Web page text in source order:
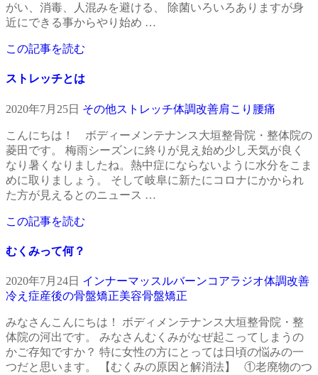
がい、消毒、人混みを避ける、 除菌いろいろありますが身
近にできる事からやり始め …
この記事を読む
ストレッチとは
2020年7月25日 その他ストレッチ体調改善肩こり 腰痛
こんにちは！ ボディーメンテナンス大垣整骨院・整体院の
菱田です。 梅雨シーズンに終りが見え始め少し天気が良く
なり暑くなりましたね。熱中症にならないように水分をこま
めに取りましょう。 そして岐阜に新たにコロナにかかられ
た方が見えるとのニュース …
この記事を読む
むくみって何？
2020年7月24日 インナーマッスルバーンコアラジオ体調改善
冷え症産後の骨盤矯正美容骨盤矯正
みなさんこんにちは！ ボディメンテナンス大垣整骨院・整
体院の河出です。 みなさんむくみがなぜ起こってしまうの
かご存知ですか？ 特に女性の方にとっては日頃の悩みの一
つだと思います。 【むくみの原因と解消法】 ①老廃物のつ